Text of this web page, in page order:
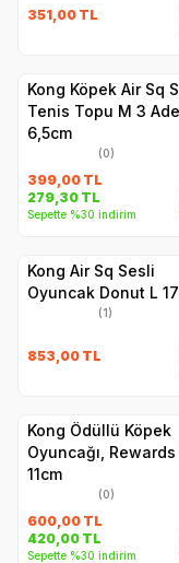
351,00 TL
Kong Köpek Air Sq
Tenis Topu M 3
6,5cm
(0)
399,00 TL
279,30 TL
Sepette %30 indirim
Kong Air Sq Sesli
Oyuncak Donut L
(1)
853,00 TL
Kong Ödüllü Köpek
Oyuncağı, Rewards
11cm
(0)
600,00 TL
420,00 TL
Sepette %30 indirim